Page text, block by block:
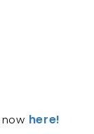
here!